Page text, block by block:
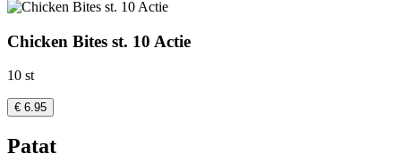
Chicken Bites st. 10 Actie
10 st
€ 6.95
Patat